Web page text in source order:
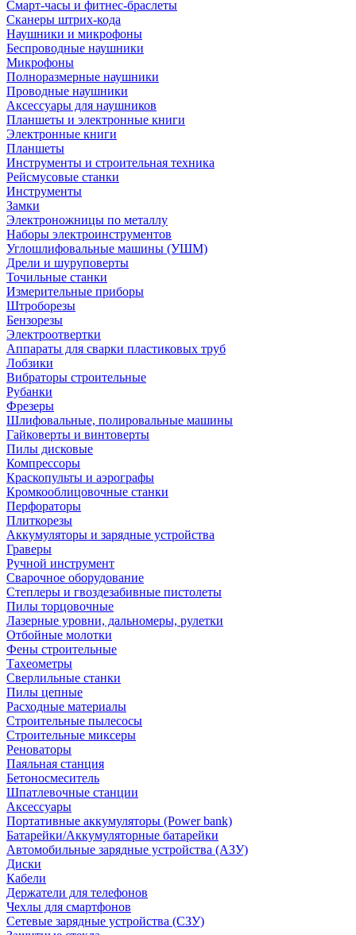
Смарт-часы и фитнес-браслеты
Сканеры штрих-кода
Наушники и микрофоны
Беспроводные наушники
Микрофоны
Полноразмерные наушники
Проводные наушники
Аксессуары для наушников
Планшеты и электронные книги
Электронные книги
Планшеты
Инструменты и строительная техника
Рейсмусовые станки
Инструменты
Замки
Электроножницы по металлу
Наборы электроинструментов
Углошлифовальные машины (УШМ)
Дрели и шуруповерты
Точильные станки
Измерительные приборы
Штроборезы
Бензорезы
Электроотвертки
Аппараты для сварки пластиковых труб
Лобзики
Вибраторы строительные
Рубанки
Фрезеры
Шлифовальные, полировальные машины
Гайковерты и винтоверты
Пилы дисковые
Компрессоры
Краскопульты и аэрографы
Кромкооблицовочные станки
Перфораторы
Плиткорезы
Аккумуляторы и зарядные устройства
Граверы
Ручной инструмент
Сварочное оборудование
Степлеры и гвоздезабивные пистолеты
Пилы торцовочные
Лазерные уровни, дальномеры, рулетки
Отбойные молотки
Фены строительные
Тахеометры
Сверлильные станки
Пилы цепные
Расходные материалы
Строительные пылесосы
Строительные миксеры
Реноваторы
Паяльная станция
Бетоносмеситель
Шпатлевочные станции
Аксессуары
Портативные аккумуляторы (Power bank)
Батарейки/Аккумуляторные батарейки
Автомобильные зарядные устройства (АЗУ)
Диски
Кабели
Держатели для телефонов
Чехлы для смартфонов
Сетевые зарядные устройства (СЗУ)